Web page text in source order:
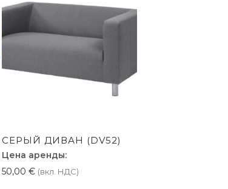
СЕРЫЙ ДИВАН (DV52)
Цена аренды:
50,00 € (вкл. НДС)